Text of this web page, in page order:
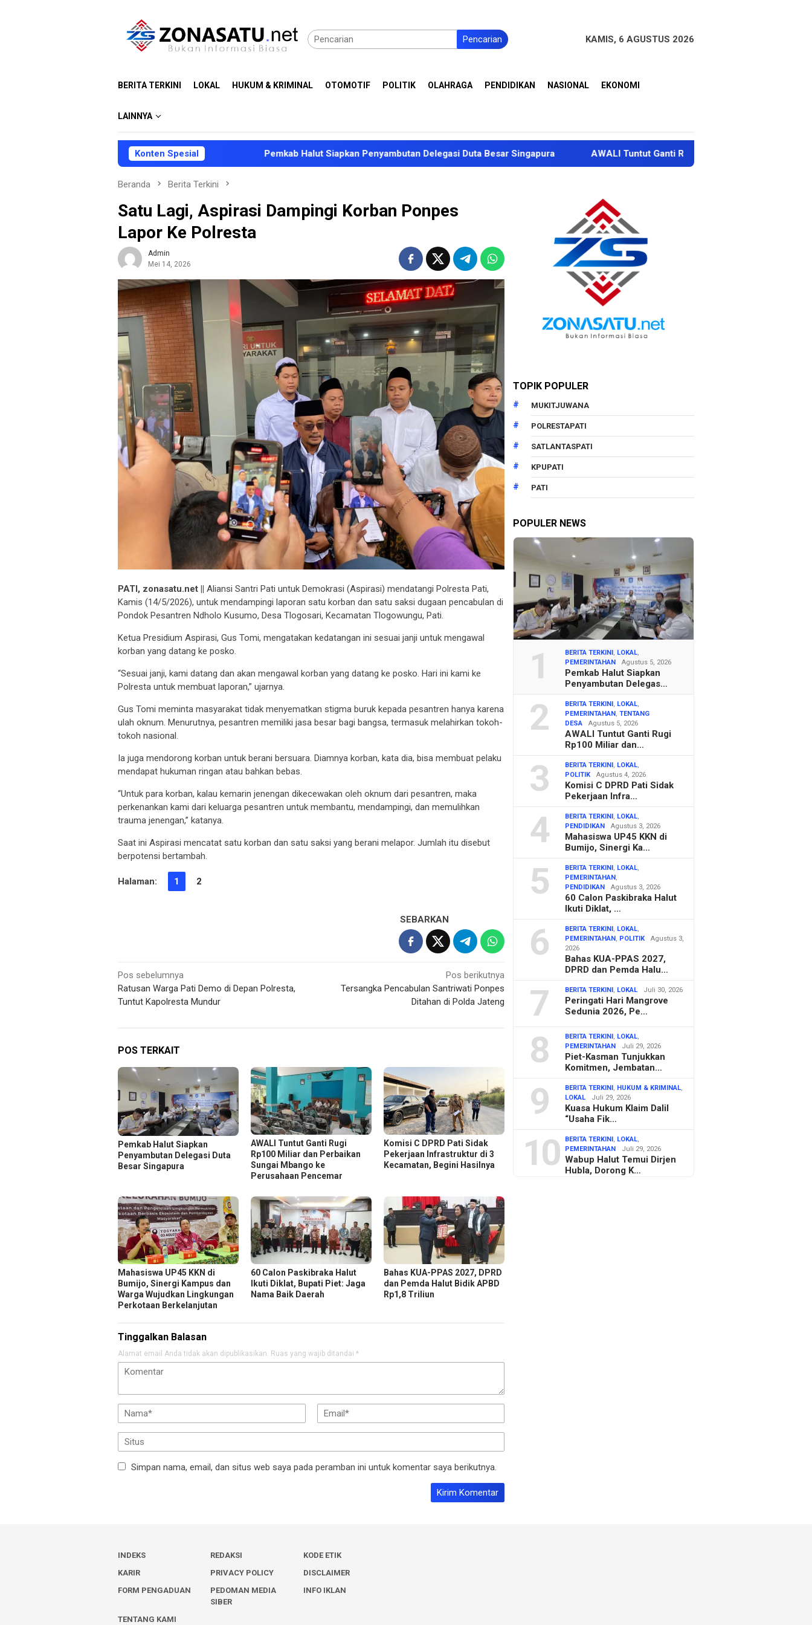
Pencarian KAMIS, 6 AGUSTUS 2026
BERITA TERKINI LOKAL HUKUM & KRIMINAL OTOMOTIF POLITIK OLAHRAGA PENDIDIKAN NASIONAL EKONOMI
LAINNYA
Konten Spesial Pemkab Halut Siapkan Penyambutan Delegasi Duta Besar Singapura AWALI Tuntut Ganti Rugi Rp100 Miliar dan Perbaikan Sungai
Beranda Berita Terkini
Satu Lagi, Aspirasi Dampingi Korban Ponpes
Lapor Ke Polresta
Admin
Mei 14, 2026
PATI, zonasatu.net || Aliansi Santri Pati untuk Demokrasi (Aspirasi) mendatangi Polresta Pati,
Kamis (14/5/2026), untuk mendampingi laporan satu korban dan satu saksi dugaan pencabulan di
Pondok Pesantren Ndholo Kusumo, Desa Tlogosari, Kecamatan Tlogowungu, Pati.
Ketua Presidium Aspirasi, Gus Tomi, mengatakan kedatangan ini sesuai janji untuk mengawal
korban yang datang ke posko.
“Sesuai janji, kami datang dan akan mengawal korban yang datang ke posko. Hari ini kami ke
Polresta untuk membuat laporan,” ujarnya.
Gus Tomi meminta masyarakat tidak menyematkan stigma buruk kepada pesantren hanya karena
ulah oknum. Menurutnya, pesantren memiliki jasa besar bagi bangsa, termasuk melahirkan tokoh-
tokoh nasional.
Ia juga mendorong korban untuk berani bersuara. Diamnya korban, kata dia, bisa membuat pelaku
mendapat hukuman ringan atau bahkan bebas.
“Untuk para korban, kalau kemarin jenengan dikecewakan oleh oknum dari pesantren, maka
perkenankan kami dari keluarga pesantren untuk membantu, mendampingi, dan memulihkan
trauma jenengan,” katanya.
Saat ini Aspirasi mencatat satu korban dan satu saksi yang berani melapor. Jumlah itu disebut
berpotensi bertambah.
Halaman: 1 2
SEBARKAN
Navigasi
pos
Pos sebelumnya
Ratusan Warga Pati Demo di Depan Polresta,
Tuntut Kapolresta Mundur
Pos berikutnya
Tersangka Pencabulan Santriwati Ponpes
Ditahan di Polda Jateng
POS TERKAIT
Pemkab Halut Siapkan
Penyambutan Delegasi Duta
Besar Singapura
AWALI Tuntut Ganti Rugi
Rp100 Miliar dan Perbaikan
Sungai Mbango ke
Perusahaan Pencemar
Komisi C DPRD Pati Sidak
Pekerjaan Infrastruktur di 3
Kecamatan, Begini Hasilnya
Mahasiswa UP45 KKN di
Bumijo, Sinergi Kampus dan
Warga Wujudkan Lingkungan
Perkotaan Berkelanjutan
60 Calon Paskibraka Halut
Ikuti Diklat, Bupati Piet: Jaga
Nama Baik Daerah
Bahas KUA-PPAS 2027, DPRD
dan Pemda Halut Bidik APBD
Rp1,8 Triliun
Tinggalkan Balasan
Alamat email Anda tidak akan dipublikasikan. Ruas yang wajib ditandai *
Simpan nama, email, dan situs web saya pada peramban ini untuk komentar saya berikutnya.
TOPIK POPULER
MUKITJUWANA
POLRESTAPATI
SATLANTASPATI
KPUPATI
PATI
POPULER NEWS
1 BERITA TERKINI , LOKAL,
PEMERINTAHAN
Agustus 5, 2026
Pemkab Halut Siapkan
Penyambutan Delegas…
2 BERITA TERKINI , LOKAL,
PEMERINTAHAN ,TENTANG
DESA
Agustus 5, 2026
AWALI Tuntut Ganti Rugi
Rp100 Miliar dan…
3 BERITA TERKINI , LOKAL,
POLITIK
Agustus 4, 2026
Komisi C DPRD Pati Sidak
Pekerjaan Infra…
4 BERITA TERKINI , LOKAL,
PENDIDIKAN
Agustus 3, 2026
Mahasiswa UP45 KKN di
Bumijo, Sinergi Ka…
5 BERITA TERKINI , LOKAL,
PEMERINTAHAN ,
PENDIDIKAN
Agustus 3, 2026
60 Calon Paskibraka Halut
Ikuti Diklat, …
6 BERITA TERKINI , LOKAL,
PEMERINTAHAN , POLITIK
Agustus 3,
2026
Bahas KUA-PPAS 2027,
DPRD dan Pemda Halu…
7 BERITA TERKINI , LOKAL Juli 30, 2026
Peringati Hari Mangrove
Sedunia 2026, Pe…
8 BERITA TERKINI , LOKAL,
PEMERINTAHAN
Juli 29, 2026
Piet-Kasman Tunjukkan
Komitmen, Jembatan…
9 BERITA TERKINI , HUKUM & KRIMINAL,
LOKAL
Juli 29, 2026
Kuasa Hukum Klaim Dalil
“Usaha Fik…
10 BERITA TERKINI , LOKAL,
PEMERINTAHAN
Juli 29, 2026
Wabup Halut Temui Dirjen
Hubla, Dorong K…
INDEKS REDAKSI
KODE ETIK
KARIR
PRIVACY POLICY
DISCLAIMER
FORM PENGADUAN
PEDOMAN MEDIA
SIBER
INFO IKLAN
TENTANG KAMI